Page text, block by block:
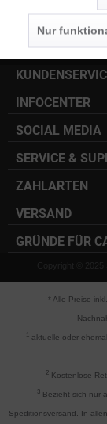
genommen.
INFOCENTER
SOCIAL MEDIA
SERVICE &
ZAHLARTEN
VERSAND
GRÜNDE FÜR
Copyright ©
* Alle Preise
1 aktuelle oder
2Kostenlose
3 Bezieht sich nur
Speditionsversand. In
Nur